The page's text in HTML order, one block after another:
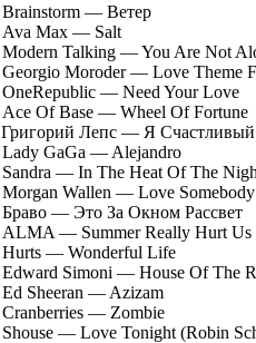
Brainstorm — Ветер
Ava Max — Salt
Modern Talking — You Are Not
Georgio Moroder— Love Theme
OneRepublic — Need Your Love
Ace Of Base — Wheel Of Fortune
Григорий Лепс — Я Счастливый
Lady GaGa — Alejandro
Sandra — In The Heat Of The
Morgan Wallen — Love Somebody
Браво — Это За Окном Рассвет
ALMA — Summer Really Hurt Us
Hurts — Wonderful Life
Edward Simoni — House Оf The
Ed Sheeran — Azizam
Cranberries — Zombie
Shouse — Love Tonight (Robin